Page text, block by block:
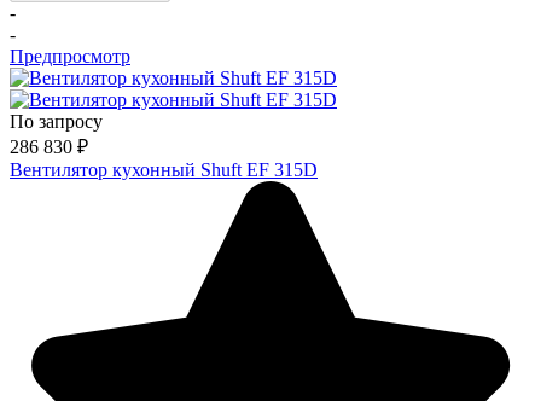
-
-
Предпросмотр
По запросу
286 830 ₽
Вентилятор кухонный Shuft EF 315D